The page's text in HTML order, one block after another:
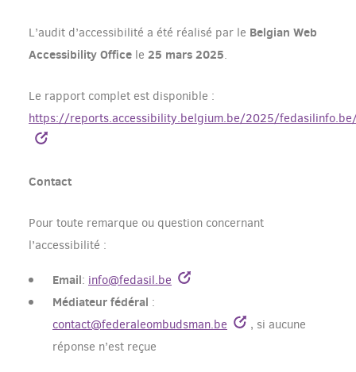
L’audit d’accessibilité a été réalisé par le Belgian Web
Accessibility Office le 25 mars 2025.
Le rapport complet est disponible :
https://reports.accessibility.belgium.be/2025/
Contact
Pour toute remarque ou question concernant
l’accessibilité :
Email: info@fedasil.be
Médiateur fédéral :
contact@federaleombudsman.be
, si aucune
réponse n’est reçue